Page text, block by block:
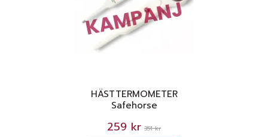
HÄSTTERMOMETER
Safehorse
259 kr 351 kr